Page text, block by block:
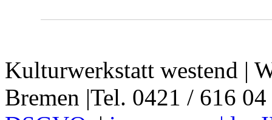
Kulturwerkstatt westend |
Bremen |Tel. 0421 / 616